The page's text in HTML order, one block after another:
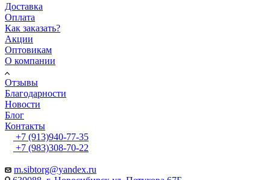
Доставка
Оплата
Как заказать?
Акции
Оптовикам
О компании
Отзывы
Благодарности
Новости
Блог
Контакты
+7 (913)940-77-35
+7 (983)308-70-22
m.sibtorg@yandex.ru